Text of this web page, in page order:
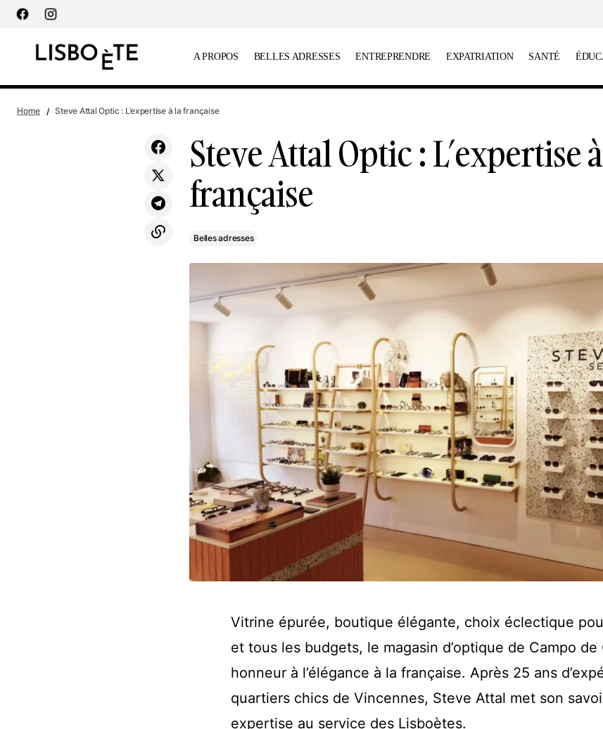
principal
A PROPOS BELLES ADRESSES ENTREPRENDRE EXPATRIATION SANTÉ
Limão by Tholla, le cocktail devient une
expérience
Home Steve Attal Optic : L’expertise à la française
Steve Attal Optic : L’expertise
française
Belles adresses
Vitrine épurée, boutique élégante, choix éclectique
et tous les budgets, le magasin d’optique de Campo
honneur à l’élégance à la française. Après 25 ans
quartiers chics de Vincennes, Steve Attal met son
expertise au service des Lisboètes.